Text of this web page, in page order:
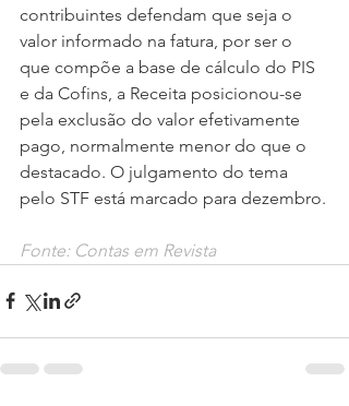
contribuintes defendam que seja o
valor informado na fatura, por ser o
que compõe a base de cálculo do PIS
e da Cofins, a Receita posicionou-se
pela exclusão do valor efetivamente
pago, normalmente menor do que o
destacado. O julgamento do tema
pelo STF está marcado para dezembro.
Fonte: Contas em Revista